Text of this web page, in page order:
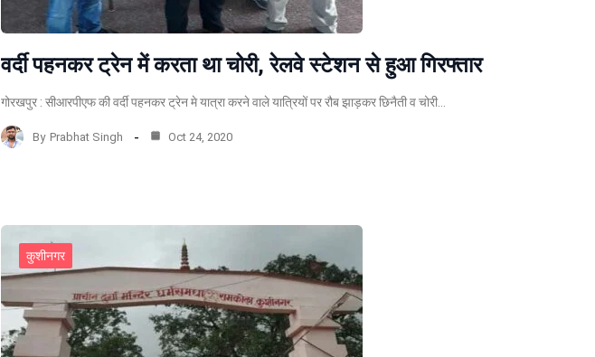
वर्दी पहनकर ट्रेन में करता था चोरी, रेलवे स्टेशन से हुआ गिरफ्तार
गोरखपुर : सीआरपीएफ की वर्दी पहनकर ट्रेन मे यात्रा करने वाले यात्रियों पर रौब झाड़कर छिनैती व चोरी…
By Prabhat Singh Oct 24, 2020
कुशीनगर